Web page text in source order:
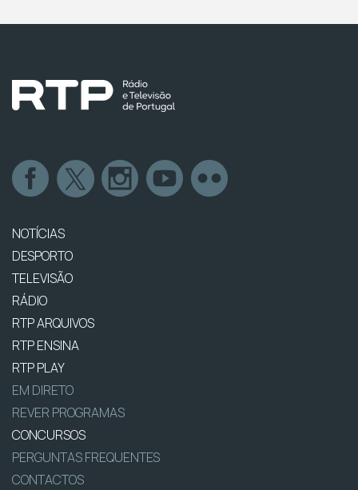
NOTÍCIAS
DESPORTO
TELEVISÃO
RÁDIO
RTP ARQUIVOS
RTP ENSINA
RTP PLAY
EM DIRETO
REVER PROGRAMAS
CONCURSOS
PERGUNTAS FREQUENTES
CONTACTOS